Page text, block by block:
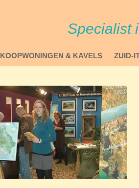
Specialist
KOOPWONINGEN & KAVELS ZUID-